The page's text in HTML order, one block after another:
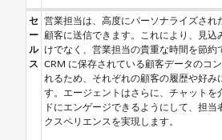
セ
ー
ル
ス
営業担当は、高度にパーソナライズされ
顧客に送信できます。これにより、見込
けでなく、営業担当の貴重な時間を節約
CRM に保存されている顧客データのコ
れるため、それぞれの顧客の履歴や好み
す。エージェントはさらに、チャットを
ドにエンゲージできるようにして、担
クスペリエンスを実現します。